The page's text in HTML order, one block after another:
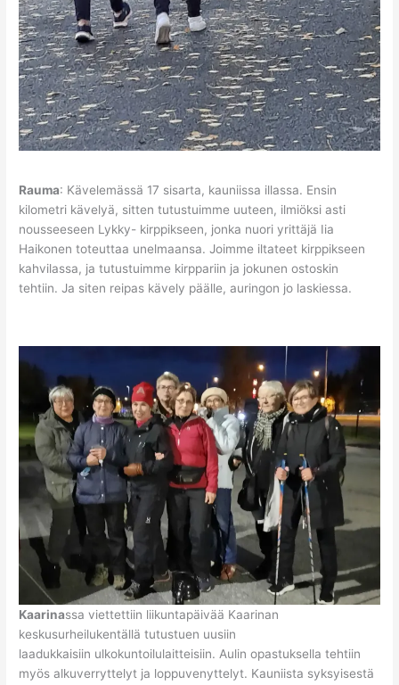
Rauma: Kävelemässä 17 sisarta, kauniissa illassa. Ensin
kilometri kävelyä, sitten tutustuimme uuteen, ilmiöksi asti
nousseeseen Lykky- kirppikseen, jonka nuori yrittäjä Iia
Haikonen toteuttaa unelmaansa. Joimme iltateet kirppikseen
kahvilassa, ja tutustuimme kirppariin ja jokunen ostoskin
tehtiin. Ja siten reipas kävely päälle, auringon jo laskiessa.
Kaarinassa viettettiin liikuntapäivää Kaarinan
keskusurheilukentällä tutustuen uusiin
laadukkaisiin ulkokuntoilulaitteisiin. Aulin opastuksella tehtiin
myös alkuverryttelyt ja loppuvenyttelyt. Kauniista syksyisestä